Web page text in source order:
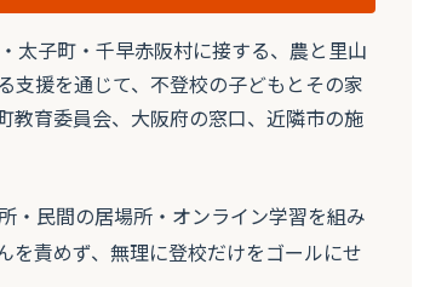
太子町・千早赤阪村に接する、農と里山
支援を通じて、不登校の子どもとその家
教育委員会、大阪府の窓口、近隣市の施
・民間の居場所・オンライン学習を組み
を責めず、無理に登校だけをゴールにせ